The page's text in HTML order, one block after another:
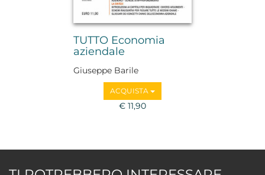
TUTTO Economia
aziendale
Giuseppe Barile
ACQUISTA
€ 11,90